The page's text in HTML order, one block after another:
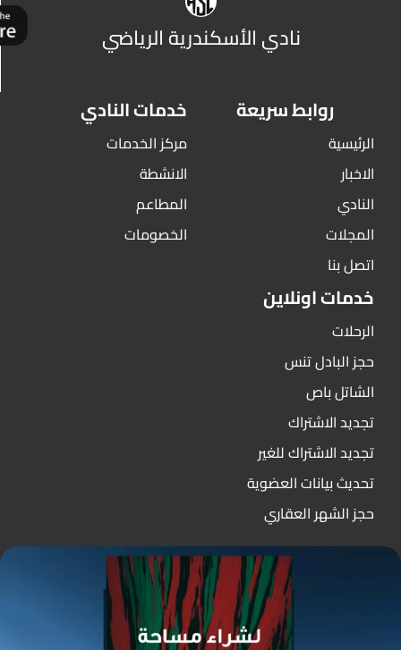
نادي الأسكندرية الرياضي
روابط سريعة
الرئيسية
الاخبار
النادي
المجلات
اتصل بنا
خدمات النادي
مركز الخدمات
الانشطة
المطاعم
الخصومات
خدمات اونلاين
الرحلات
حجز البادل تنس
الشاتل باص
تجديد الاشتراك
تجديد الاشتراك للغير
تحديث بيانات العضوية
حجز الشهر العقاري